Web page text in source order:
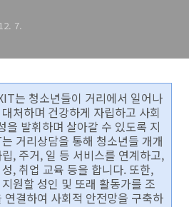
7.
는 청소년들이 거리에서 일어나
처하며 건강하게 자립하고 사회
을 발휘하며 살아갈 수 있도록 지
거리상담을 통해 청소년들 개개
, 주거, 일 등 서비스를 연계하고,
, 취업 교육 등을 합니다. 또한,
원할 성인 및 또래 활동가를 조
연결하여 사회적 안전망을 구축하